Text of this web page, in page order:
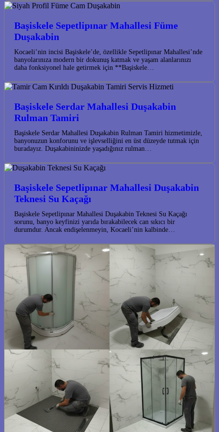
Başiskele Sepetlipınar Mahallesi Füme
Duşakabin
Kocaeli’nin incisi Başiskele’de, özellikle Sepetlipınar Mahallesi’nde
banyolarınıza modern bir dokunuş katmak ve yaşam alanlarınızı
daha fonksiyonel hale getirmek için **Başiskele…
Başiskele Serdar Mahallesi Duşakabin
Rulman Tamiri
Başiskele Serdar Mahallesi Duşakabin Rulman Tamiri hizmetimizle,
banyonuzun konforunu ve işlevselliğini en üst düzeyde tutmak için
buradayız. Duşakabininizde yaşadığınız rulman…
Başiskele Sepetlipınar Mahallesi Duşakabin
Teknesi Su Kaçağı
Başiskele Sepetlipınar Mahallesi Duşakabin Teknesi Su Kaçağı
sorunu, banyo keyfinizi yarıda bırakabilecek can sıkıcı bir
durumdur. Ancak endişelenmeyin, Kocaeli’nin kalbinde…